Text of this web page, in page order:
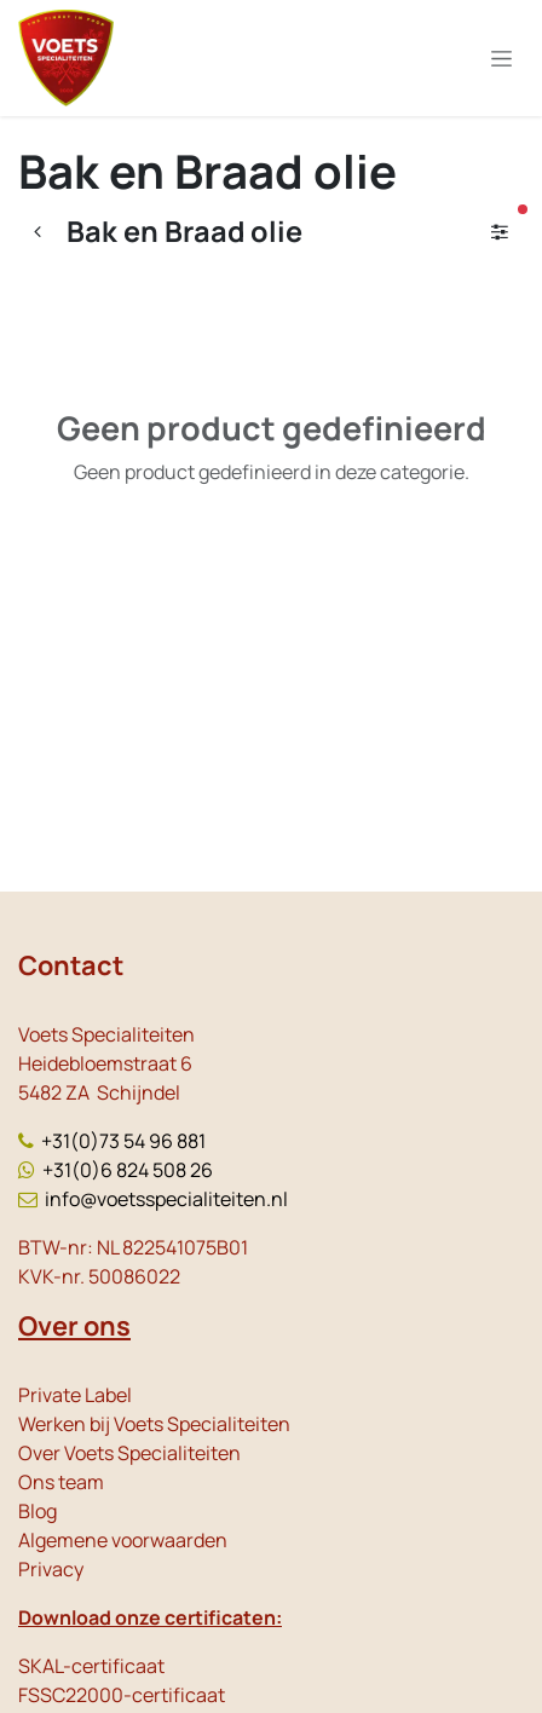
Overslaan naar inhoud
Bak en Braad olie
Bak en Braad olie
Geen product gedefinieerd
Geen product gedefinieerd in deze categorie.
Contact
Voets Specialiteiten
Heidebloemstraat 6
5482 ZA Schijndel
+31(0)73 54 96 881
+31(0)6 824 508 26
info@voetsspecialiteiten.nl
BTW-nr: NL 822541075B01
KVK-nr. 50086022
Over ons
Private Label
Werken bij Voets Specialiteiten
Over Voets Specialiteiten
Ons team
Blog
Algemene voorwaarden
Privacy
Download onze certificaten:
SKAL-certificaat
FSSC22000-certificaat